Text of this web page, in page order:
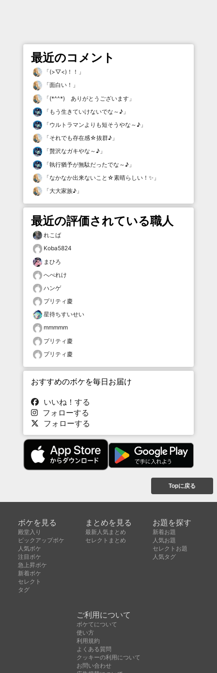
最近のコメント
「(>▽<)！！ 」
「面白い！ 」
「(*^^*) ありがとうございます 」
「 もう生きていけないでな～♪ 」
「ウルトラマンよりも短そうやな～♪ 」
「それでも存在感☆抜群♪ 」
「贅沢なガキやな～♪ 」
「執行猶予が無駄だったでな～♪ 」
「なかなか出来ないこと☆素晴らしい！✨ 」
「大大家族♪ 」
最近の評価されている職人
れこば
Koba5824
まひろ
へべれけ
ハンゲ
プリティ慶
星待ちすいせい
mmmmm
プリティ慶
プリティ慶
おすすめのボケを毎日お届け
いいね！する
フォローする
フォローする
Topに戻る
ボケを見る
殿堂入り
ピックアップボケ
人気ボケ
注目ボケ
急上昇ボケ
新着ボケ
セレクト
タグ
まとめを見る
最新人気まとめ
セレクトまとめ
お題を探す
新着お題
人気お題
セレクトお題
人気タグ
ご利用について
ボケてについて
使い方
利用規約
よくある質問
クッキーの利用について
お問い合わせ